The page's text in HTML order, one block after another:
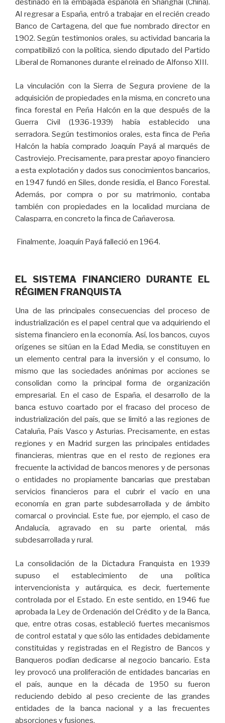
destinado en la embajada española en Shanghai (China).
Al regresar a España, entró a trabajar en el recién creado
Banco de Cartagena, del que fue nombrado director en
1902. Según testimonios orales, su actividad bancaria la
compatibilizó con la política, siendo diputado del Partido
Liberal de Romanones durante el reinado de Alfonso XIII.
La vinculación con la Sierra de Segura proviene de la
adquisición de propiedades en la misma, en concreto una
finca forestal en Peña Halcón en la que después de la
Guerra Civil (1936-1939) había establecido una
serradora. Según testimonios orales, esta finca de Peña
Halcón la había comprado Joaquín Payá al marqués de
Castroviejo. Precisamente, para prestar apoyo financiero
a esta explotación y dados sus conocimientos bancarios,
en 1947 fundó en Siles, donde residía, el Banco Forestal.
Además, por compra o por su matrimonio, contaba
también con propiedades en la localidad murciana de
Calasparra, en concreto la finca de Cañaverosa.
Finalmente, Joaquín Payá falleció en 1964.
EL SISTEMA FINANCIERO DURANTE EL
RÉGIMEN FRANQUISTA
Una de las principales consecuencias del proceso de
industrialización es el papel central que va adquiriendo el
sistema financiero en la economía. Así, los bancos, cuyos
orígenes se sitúan en la Edad Media, se constituyen en
un elemento central para la inversión y el consumo, lo
mismo que las sociedades anónimas por acciones se
consolidan como la principal forma de organización
empresarial. En el caso de España, el desarrollo de la
banca estuvo coartado por el fracaso del proceso de
industrialización del país, que se limitó a las regiones de
Cataluña, País Vasco y Asturias. Precisamente, en estas
regiones y en Madrid surgen las principales entidades
financieras, mientras que en el resto de regiones era
frecuente la actividad de bancos menores y de personas
o entidades no propiamente bancarias que prestaban
servicios financieros para el cubrir el vacío en una
economía en gran parte subdesarrollada y de ámbito
comarcal o provincial. Este fue, por ejemplo, el caso de
Andalucía, agravado en su parte oriental, más
subdesarrollada y rural.
La consolidación de la Dictadura Franquista en 1939
supuso el establecimiento de una política
intervencionista y autárquica, es decir, fuertemente
controlada por el Estado. En este sentido, en 1946 fue
aprobada la Ley de Ordenación del Crédito y de la Banca,
que, entre otras cosas, estableció fuertes mecanismos
de control estatal y que sólo las entidades debidamente
constituidas y registradas en el Registro de Bancos y
Banqueros podían dedicarse al negocio bancario. Esta
ley provocó una proliferación de entidades bancarias en
el país, aunque en la década de 1950 su fueron
reduciendo debido al peso creciente de las grandes
entidades de la banca nacional y a las frecuentes
absorciones y fusiones.